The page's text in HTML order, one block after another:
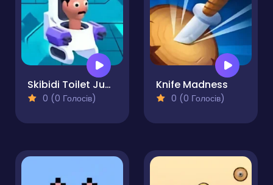
Skibidi Toilet Jump
0 (0 Голосів)
Knife Madness
0 (0 Голосів)